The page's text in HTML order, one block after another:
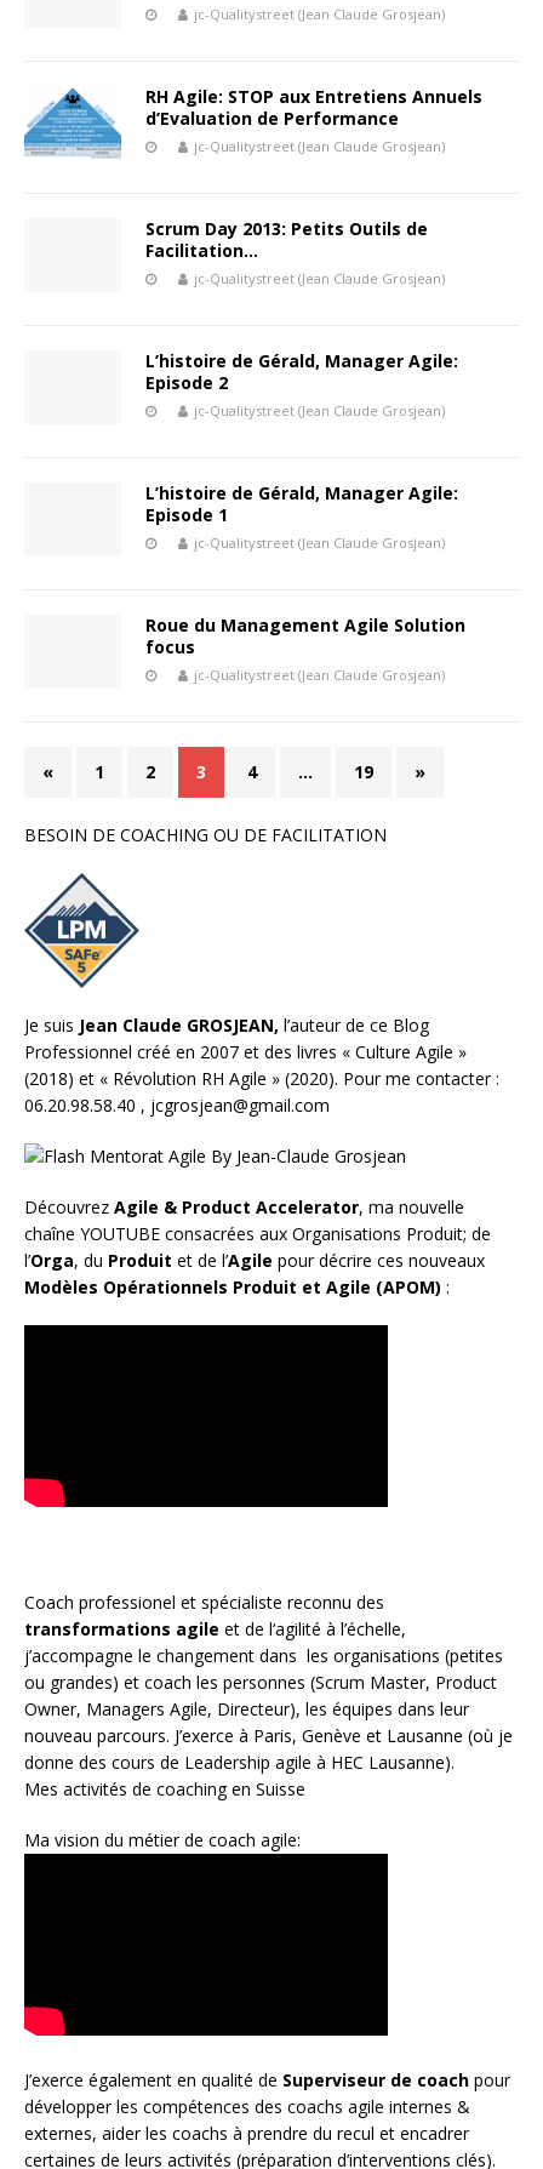
jc-Qualitystreet (Jean Claude Grosjean)
RH Agile: STOP aux Entretiens Annuels
d’Evaluation de Performance
jc-Qualitystreet (Jean Claude Grosjean)
Scrum Day 2013: Petits Outils de
Facilitation…
jc-Qualitystreet (Jean Claude Grosjean)
L’histoire de Gérald, Manager Agile:
Episode 2
jc-Qualitystreet (Jean Claude Grosjean)
L’histoire de Gérald, Manager Agile:
Episode 1
jc-Qualitystreet (Jean Claude Grosjean)
Roue du Management Agile Solution
focus
jc-Qualitystreet (Jean Claude Grosjean)
« 1 2 3 4 … 19 »
BESOIN DE COACHING OU DE FACILITATION
Je suis Jean Claude GROSJEAN, l’auteur de ce Blog
Professionnel créé en 2007 et des livres « Culture Agile »
(2018) et « Révolution RH Agile » (2020). Pour me contacter :
06.20.98.58.40 , jcgrosjean@gmail.com
Découvrez Agile & Product Accelerator, ma nouvelle
chaîne YOUTUBE consacrées aux Organisations Produit; de
l’Orga, du Produit et de l’Agile pour décrire ces nouveaux
Modèles Opérationnels Produit et Agile (APOM) :
Coach professionel et spécialiste reconnu des
transformations agile et de l‘agilité à l’échelle,
j’accompagne le changement dans les organisations (petites
ou grandes) et coach les personnes (Scrum Master, Product
Owner, Managers Agile, Directeur), les équipes dans leur
nouveau parcours. J’exerce à Paris, Genève et Lausanne (où je
donne des cours de Leadership agile à HEC Lausanne).
Mes activités de coaching en Suisse
Ma vision du métier de coach agile:
J’exerce également en qualité de Superviseur de coach pour
développer les compétences des coachs agile internes &
externes, aider les coachs à prendre du recul et encadrer
certaines de leurs activités (préparation d’interventions clés).